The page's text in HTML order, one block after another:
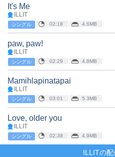
It's Me
ILLIT
シングル 02:18 4.6MB
paw, paw!
ILLIT
シングル 02:29 4.8MB
Mamihlapinatapai
ILLIT
シングル 03:01 5.3MB
Love, older you
ILLIT
シングル 02:38 4.9MB
ILLITの